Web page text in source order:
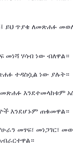
ይህ ጥያቄ ለመጽሐፉ
መነሻ ሃሳብ ነው ብለዋል።
ተዳስሷል ነው ያሉት።
እንደተመላከቱም
እንደሆኑም ጠቁመዋል።
መፃፍ፣ መነጋገር፣